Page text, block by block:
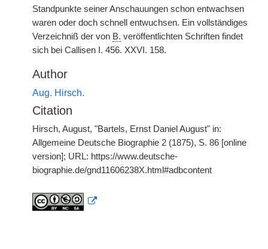
Standpunkte seiner Anschauungen schon entwachsen
waren oder doch schnell entwuchsen. Ein vollständiges
Verzeichniß der von B. veröffentlichten Schriften findet
sich bei Callisen I. 456. XXVI. 158.
Author
Aug. Hirsch.
Citation
Hirsch, August, "Bartels, Ernst Daniel August" in:
Allgemeine Deutsche Biographie 2 (1875), S. 86 [online
version]; URL: https://www.deutsche-
biographie.de/gnd11606238X.html#adbcontent